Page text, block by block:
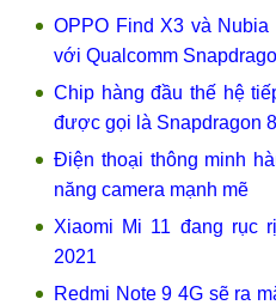
OPPO Find X3 và
với Qualcomm
Chip hàng đầu thế hệ
được gọi là Snapdragon
Điện thoại thông minh
năng camera mạnh mẽ
Xiaomi Mi 11 đang rục
2021
Redmi Note 9 4G sẽ ra